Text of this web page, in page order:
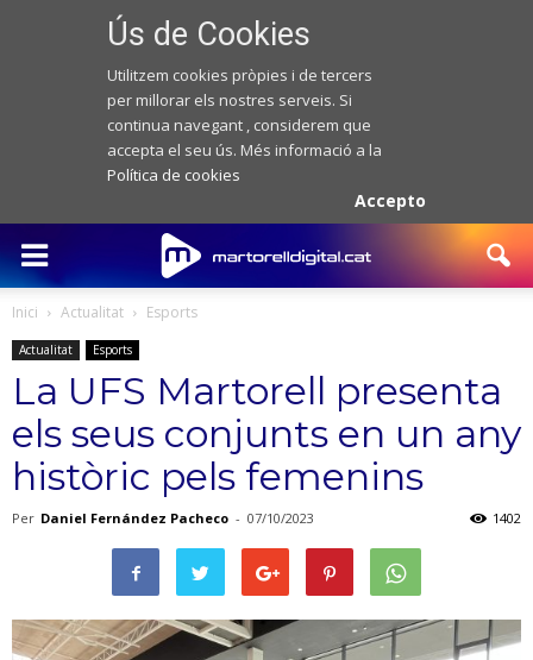
Ús de Cookies
Utilitzem cookies pròpies i de tercers
per millorar els nostres serveis. Si
continua navegant , considerem que
accepta el seu ús. Més informació a la
Política de cookies
Accepto
Inici Actualitat Esports
Actualitat Esports
La UFS Martorell presenta
els seus conjunts en un any
històric pels femenins
Per Daniel Fernández Pacheco - 07/10/2023 1402